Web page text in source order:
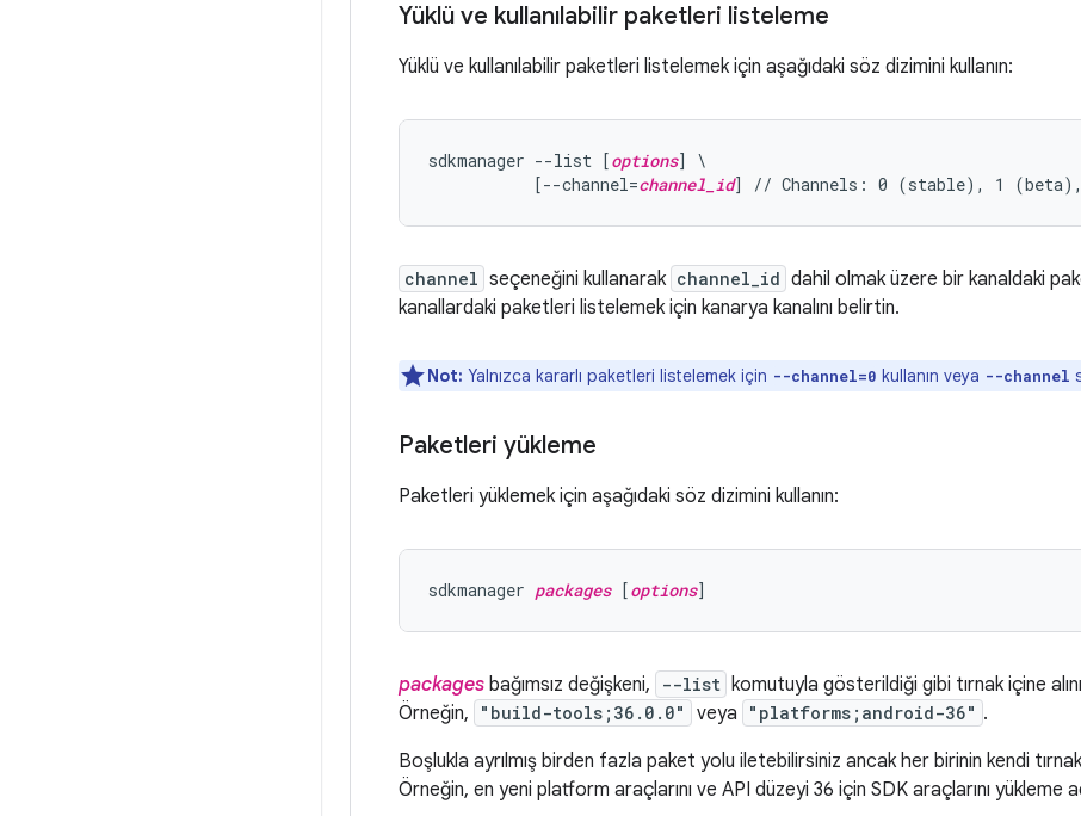
Yüklü ve kullanılabilir paketleri listeleme
Yüklü ve kullanılabilir paketleri listelemek için aşağıdaki söz dizimini kullanın:
sdkmanager --list [options] \
           [--channel=
channel_id
channel seçeneğini kullanarak channel_id dahil olmak üzere bir kanaldaki
kanallardaki paketleri listelemek için kanarya kanalını belirtin.
Not: Yalnızca kararlı paketleri listelemek için --channel=0 kullanın veya --channel
Paketleri yükleme
Paketleri yüklemek için aşağıdaki söz dizimini kullanın:
sdkmanager packages [options
packages bağımsız değişkeni, --list komutuyla gösterildiği gibi tırnak içine
Örneğin,
"build-tools;36.0.0" veya "platforms;android-36" .
Boşlukla ayrılmış birden fazla paket yolu iletebilirsiniz ancak her birinin kendi
Örneğin, en yeni platform araçlarını ve API düzeyi 36 için SDK araçlarını yükleme